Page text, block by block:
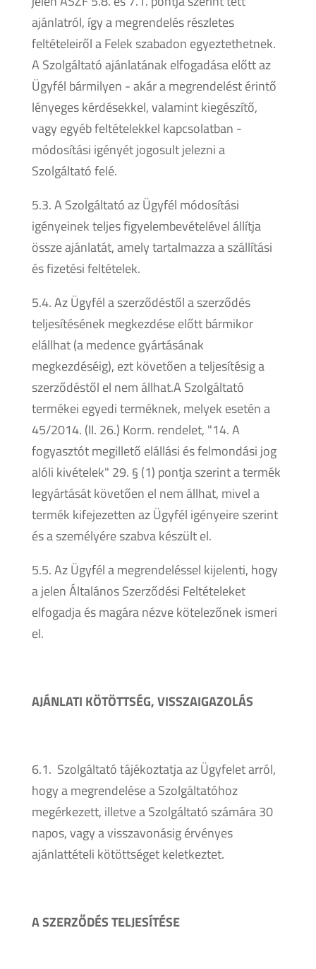
ajánlatról, így a megrendelés részletes
feltételeiről a Felek szabadon egyeztethetnek.
A Szolgáltató ajánlatának elfogadása előtt az
Ügyfél bármilyen - akár a megrendelést érintő
lényeges kérdésekkel, valamint kiegészítő,
vagy egyéb feltételekkel kapcsolatban -
módosítási igényét jogosult jelezni a
Szolgáltató felé.
5.3. A Szolgáltató az Ügyfél módosítási
igényeinek teljes figyelembevételével állítja
össze ajánlatát, amely tartalmazza a szállítási
és fizetési feltételek.
5.4. Az Ügyfél a szerződéstől a szerződés
teljesítésének megkezdése előtt bármikor
elállhat (a medence gyártásának
megkezdéséig), ezt követően a teljesítésig a
szerződéstől el nem állhat.A Szolgáltató
termékei egyedi terméknek, melyek esetén a
45/2014. (II. 26.) Korm. rendelet, "14. A
fogyasztót megillető elállási és felmondási jog
alóli kivételek" 29. § (1) pontja szerint a termék
legyártását követően el nem állhat, mivel a
termék kifejezetten az Ügyfél igényeire szerint
és a személyére szabva készült el.
5.5. Az Ügyfél a megrendeléssel kijelenti, hogy
a jelen Általános Szerződési Feltételeket
elfogadja és magára nézve kötelezőnek ismeri
el.
AJÁNLATI KÖTÖTTSÉG, VISSZAIGAZOLÁS
6.1. Szolgáltató tájékoztatja az Ügyfelet arról,
hogy a megrendelése a Szolgáltatóhoz
megérkezett, illetve a Szolgáltató számára 30
napos, vagy a visszavonásig érvényes
ajánlattételi kötöttséget keletkeztet.
A SZERZŐDÉS TELJESÍTÉSE